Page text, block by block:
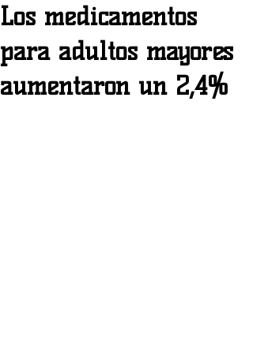
Los medicamentos
para adultos mayores
aumentaron un 2,4%